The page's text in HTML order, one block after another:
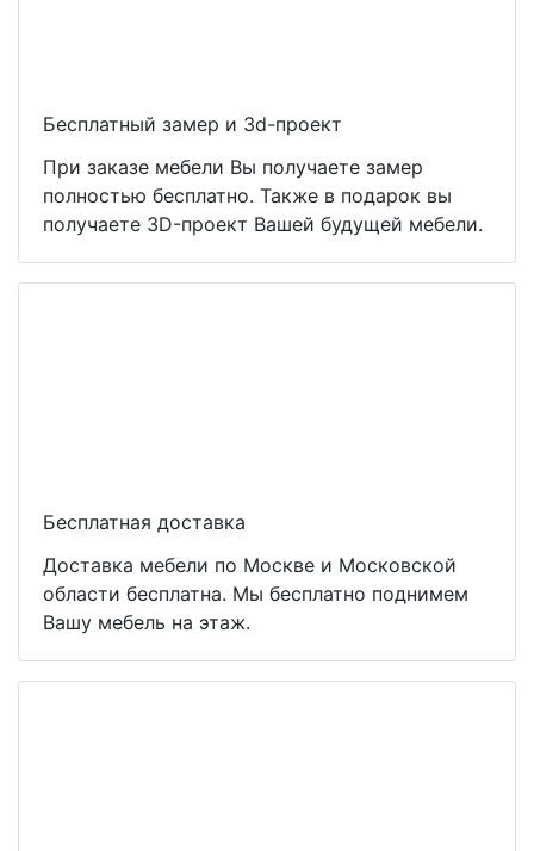
Бесплатный замер и 3d-проект
При заказе мебели Вы получаете замер
полностью бесплатно. Также в подарок вы
получаете 3D-проект Вашей будущей мебели.
Бесплатная доставка
Доставка мебели по Москве и Московской
области бесплатна. Мы бесплатно поднимем
Вашу мебель на этаж.